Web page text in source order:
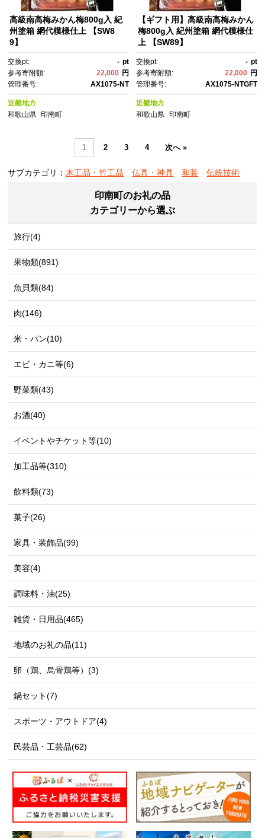
高級南高梅みかん梅800g入 紀
州塗箱 網代模様仕上 【SW8
9】
交換pt: - pt
参考寄附額:
22,000 円
管理番号:
AX1075-NT
近畿地方
和歌山県
印南町
【ギフト用】高級南高梅みかん
梅800g入 紀州塗箱 網代模様仕
上 【SW89】
交換pt: - pt
参考寄附額:
22,000 円
管理番号:
AX1075-NTGFT
近畿地方
和歌山県 印南町
1 2 3 4 次へ »
サブカテゴリ： 木工品・竹工品 仏具・神具 和装 伝統技術
印南町のお礼の品
カテゴリーから選ぶ
旅行(4)
果物類(891)
魚貝類(84)
肉(146)
米・パン(10)
エビ・カニ等(6)
野菜類(43)
お酒(40)
イベントやチケット等(10)
加工品等(310)
飲料類(73)
菓子(26)
家具・装飾品(99)
美容(4)
調味料・油(25)
雑貨・日用品(465)
地域のお礼の品(11)
卵（鶏、烏骨鶏等）(3)
鍋セット(7)
スポーツ・アウトドア(4)
民芸品・工芸品(62)